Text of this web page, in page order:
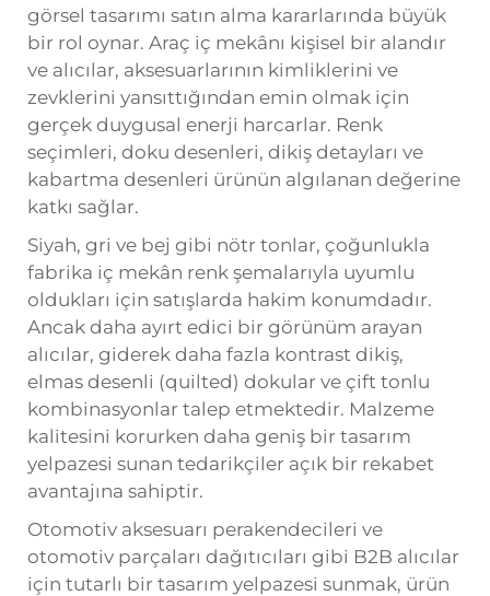
görsel tasarımı satın alma kararlarında büyük
bir rol oynar. Araç iç mekânı kişisel bir alandır
ve alıcılar, aksesuarlarının kimliklerini ve
zevklerini yansıttığından emin olmak için
gerçek duygusal enerji harcarlar. Renk
seçimleri, doku desenleri, dikiş detayları ve
kabartma desenleri ürünün algılanan değerine
katkı sağlar.
Siyah, gri ve bej gibi nötr tonlar, çoğunlukla
fabrika iç mekân renk şemalarıyla uyumlu
oldukları için satışlarda hakim konumdadır.
Ancak daha ayırt edici bir görünüm arayan
alıcılar, giderek daha fazla kontrast dikiş,
elmas desenli (quilted) dokular ve çift tonlu
kombinasyonlar talep etmektedir. Malzeme
kalitesini korurken daha geniş bir tasarım
yelpazesi sunan tedarikçiler açık bir rekabet
avantajına sahiptir.
Otomotiv aksesuarı perakendecileri ve
otomotiv parçaları dağıtıcıları gibi B2B alıcılar
için tutarlı bir tasarım yelpazesi sunmak, ürün